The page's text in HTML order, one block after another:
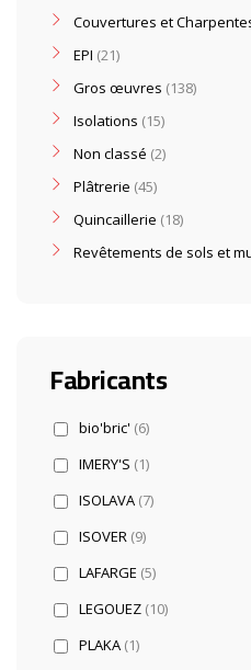
Couvertures et
EPI 21
Gros œuvres 138
Isolations 15
Non classé 2
Plâtrerie 45
Quincaillerie 18
Revêtements de sols et
Fabricants
bio'bric' (6)
IMERY'S (1)
ISOLAVA (7)
ISOVER (9)
LAFARGE (5)
LEGOUEZ (10)
PLAKA (1)